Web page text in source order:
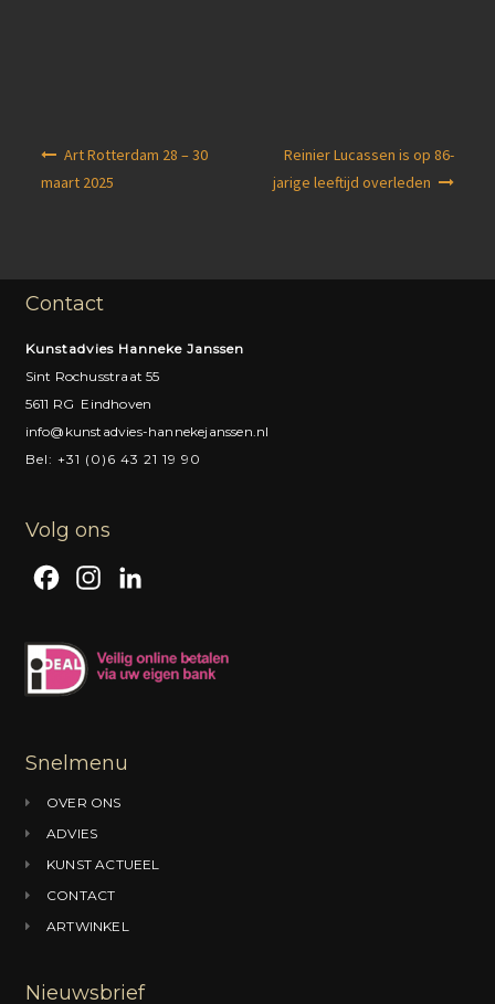
Art Rotterdam 28 – 30
maart 2025
Reinier Lucassen is op 86-
jarige leeftijd overleden
Contact
Kunstadvies Hanneke Janssen
Sint Rochusstraat 55
5611 RG Eindhoven
info@kunstadvies-hannekejanssen.nl
Bel: +31 (0)6 43 21 19 90
Volg ons
c
e
o
k
t
r
a
k
Snelmenu
OVER ONS
ADVIES
KUNST ACTUEEL
CONTACT
ARTWINKEL
Nieuwsbrief